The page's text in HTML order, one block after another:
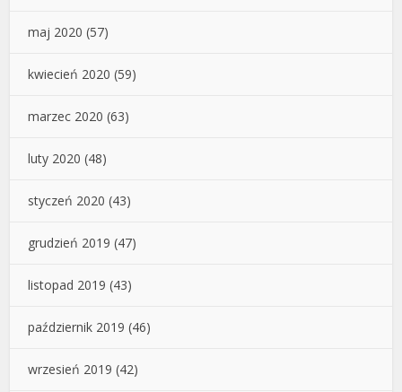
maj 2020 (57)
kwiecień 2020 (59)
marzec 2020 (63)
luty 2020 (48)
styczeń 2020 (43)
grudzień 2019 (47)
listopad 2019 (43)
październik 2019 (46)
wrzesień 2019 (42)